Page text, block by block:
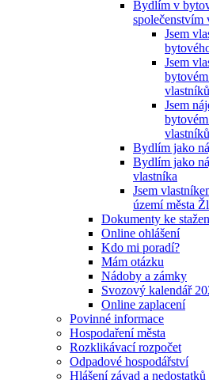
Bydlím v
společenstvím
Jsem
Jsem
Jsem
Bydlím jako
Bydlím jako
vlastníka
Jsem
území města
Dokumenty ke
Online ohlášení
Kdo mi poradí?
Mám otázku
Nádoby a zámky
Svozový kalendář
Online zaplacení
Povinné informace
Hospodaření města
Rozklikávací rozpočet
Odpadové hospodářství
Hlášení závad a nedostatků